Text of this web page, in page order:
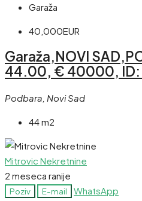
Garaža
40,000EUR
Garaža,NOVI
44.00, € 40000,
Podbara, Novi Sad
44 m2
Mitrovic Nekretnine
2 meseca ranije
Poziv E-mail WhatsApp